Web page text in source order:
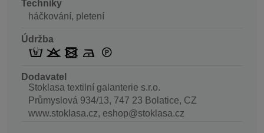
Techniky
háčkování, pletení
Údržba
Dodavatel
Stoklasa textilní galanterie s.r.o.
Průmyslová 934/13, 747 23 Bolatice, CZ
www.stoklasa.cz, eshop@stoklasa.cz